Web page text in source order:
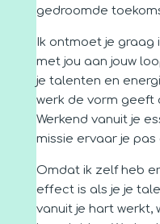
gedroomde
Ik ontmoet je graag
met jou aan jouw
je talenten en
werk de vorm geeft
Werkend vanuit je
missie ervaar je pas
Omdat ik zelf heb
effect is als je je
vanuit je hart werkt,